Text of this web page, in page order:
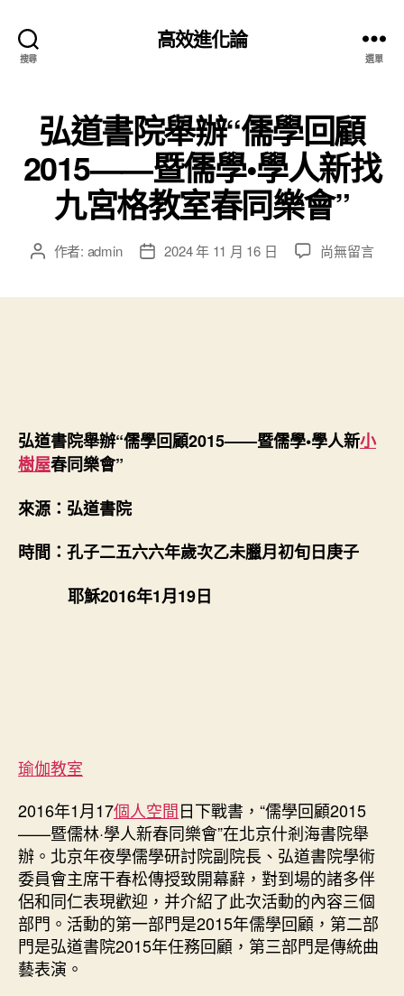
搜尋
高效進化論
選單
弘道書院舉辦“儒學回顧
2015——暨儒學•學人新找
九宮格教室春同樂會”
文 作者: admin
文 2024 年 11 月 16 日
在
回
顧
學
樂
會”〉
中
尚無留言
弘道書院舉辦“儒學回顧2015——暨儒學•學人新小
樹屋春同樂會”
來源：弘道書院
時間：孔子二五六六年歲次乙未臘月初旬日庚子
耶穌2016年1月19日
瑜伽教室
2016年1月17個人空間日下戰書，“儒學回顧2015
——暨儒林·學人新春同樂會”在北京什剎海書院舉
辦。北京年夜學儒學研討院副院長、弘道書院學術
委員會主席干春松傳授致開幕辭，對到場的諸多伴
侶和同仁表現歡迎，并介紹了此次活動的內容三個
部門。活動的第一部門是2015年儒學回顧，第二部
門是弘道書院2015年任務回顧，第三部門是傳統曲
藝表演。